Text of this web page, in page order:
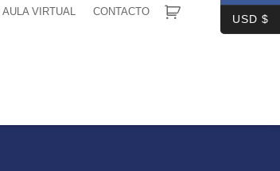
AULA VIRTUAL CONTACTO
USD $